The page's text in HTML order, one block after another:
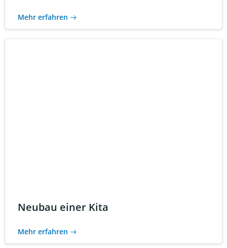
Mehr erfahren
Neubau einer Kita
Mehr erfahren